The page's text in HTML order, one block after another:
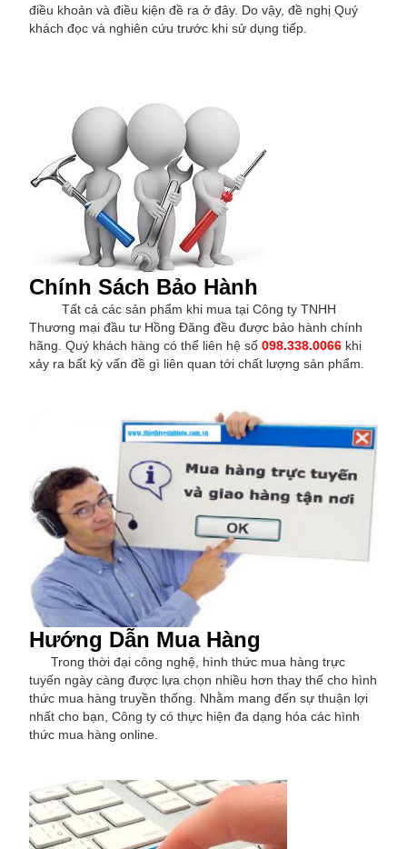
điều khoản và điều kiện đề ra ở đây. Do vậy, đề nghị Quý
khách đọc và nghiên cứu trước khi sử dụng tiếp.
Chính Sách Bảo Hành
Tất cả các sản phẩm khi mua tại Công ty TNHH
Thương mại đầu tư Hồng Đăng đều được bảo hành chính
hãng. Quý khách hàng có thể liên hệ số 098.338.0066 khi
xảy ra bất kỳ vấn đề gì liên quan tới chất lượng sản phẩm.
Hướng Dẫn Mua Hàng
Trong thời đại công nghệ, hình thức mua hàng trực
tuyến ngày càng được lựa chọn nhiều hơn thay thế cho hình
thức mua hàng truyền thống. Nhằm mang đến sự thuận lợi
nhất cho bạn, Công ty có thực hiện đa dạng hóa các hình
thức mua hàng online.